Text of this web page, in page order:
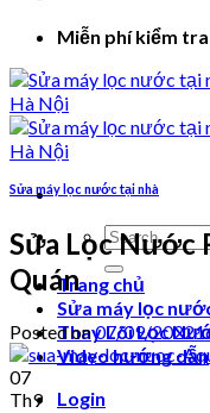
Miễn phí kiểm
Search
for:
Trang chủ
Sửa máy lọc
Thay Lõi Lọc
Video hướng dẫn
Login
Sửa máy lọc nước tại nhà
Sửa Lọc Nước
Quán
Posted on07/09/2022
07
Th9